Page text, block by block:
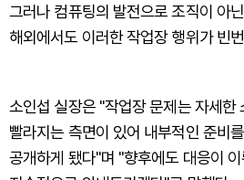
그러나 컴퓨팅의 발전으로 조직이 아
해외에서도 이러한 작업장 행위가 빈
소인섭 실장은 "작업장 문제는 자세한
빨라지는 측면이 있어 내부적인 준비
공개하게 됐다"며 "향후에도 대응이